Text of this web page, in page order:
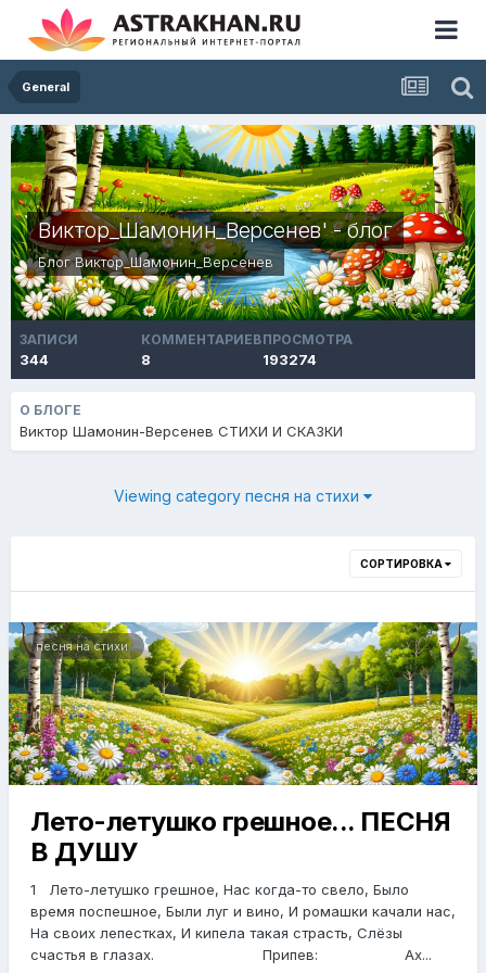
General
Виктор_Шамонин_Версенев' - блог
БлогВиктор_Шамонин_Версенев
ЗАПИСИ
344
КОММЕНТАРИЕВ
8
ПРОСМОТРА
193274
О БЛОГЕ
Виктор Шамонин-Версенев СТИХИ И СКАЗКИ
Viewing category песня на стихи
СОРТИРОВКА
песня на стихи
Лето-летушко грешное... ПЕСНЯ
В ДУШУ
1 Лето-летушко грешное, Нас когда-то свело, Было
время поспешное, Были луг и вино, И ромашки качали нас,
На своих лепестках, И кипела такая страсть, Слёзы
счастья в глазах. Припев: Ах...